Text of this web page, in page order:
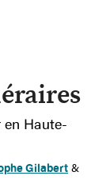
en Haute-
Gilabert &